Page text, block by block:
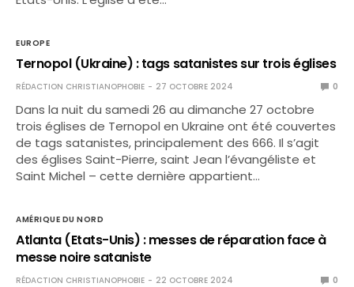
EUROPE
Ternopol (Ukraine) : tags satanistes sur trois églises
RÉDACTION CHRISTIANOPHOBIE 27 OCTOBRE 2024 0
Dans la nuit du samedi 26 au dimanche 27 octobre
trois églises de Ternopol en Ukraine ont été couvertes
de tags satanistes, principalement des 666. Il s’agit
des églises Saint-Pierre, saint Jean l’évangéliste et
Saint Michel – cette dernière appartient…
AMÉRIQUE DU NORD
Atlanta (Etats-Unis) : messes de réparation face à
messe noire sataniste
RÉDACTION CHRISTIANOPHOBIE 22 OCTOBRE 2024 0